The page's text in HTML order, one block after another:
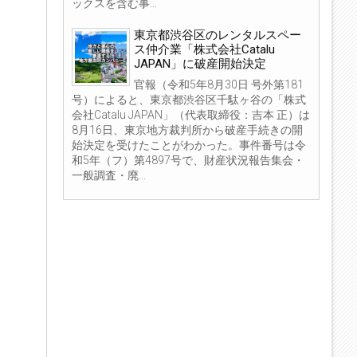
ックスを含む事...
東京都渋谷区のレンタルスペー
ス仲介業「株式会社Catalu
JAPAN」に破産開始決定
官報（令和5年8月30日 号外第181
号）によると、東京都渋谷区千駄ヶ谷の「株式
会社Catalu JAPAN」（代表取締役：吉本 正）は
8月16日、東京地方裁判所から破産手続きの開
始決定を受けたことがわかった。事件番号は令
和5年（フ）第4897号で、財産状況報告集会・
一般調査・廃...